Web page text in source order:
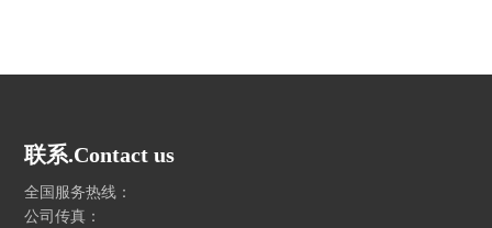
联系.Contact us
全国服务热线：
公司传真：